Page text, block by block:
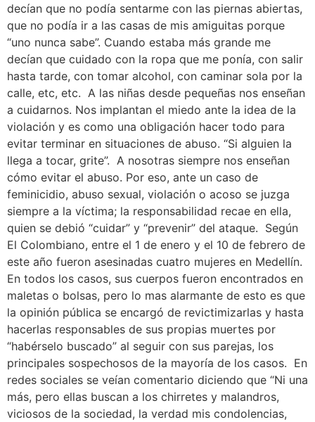
decían que no podía sentarme con las piernas abiertas,
que no podía ir a las casas de mis amiguitas porque
“uno nunca sabe”. Cuando estaba más grande me
decían que cuidado con la ropa que me ponía, con salir
hasta tarde, con tomar alcohol, con caminar sola por la
calle, etc, etc. A las niñas desde pequeñas nos enseñan
a cuidarnos. Nos implantan el miedo ante la idea de la
violación y es como una obligación hacer todo para
evitar terminar en situaciones de abuso. “Si alguien la
llega a tocar, grite”. A nosotras siempre nos enseñan
cómo evitar el abuso. Por eso, ante un caso de
feminicidio, abuso sexual, violación o acoso se juzga
siempre a la víctima; la responsabilidad recae en ella,
quien se debió “cuidar” y “prevenir” del ataque. Según
El Colombiano, entre el 1 de enero y el 10 de febrero de
este año fueron asesinadas cuatro mujeres en Medellín.
En todos los casos, sus cuerpos fueron encontrados en
maletas o bolsas, pero lo mas alarmante de esto es que
la opinión pública se encargó de revictimizarlas y hasta
hacerlas responsables de sus propias muertes por
“habérselo buscado” al seguir con sus parejas, los
principales sospechosos de la mayoría de los casos. En
redes sociales se veían comentario diciendo que “Ni una
más, pero ellas buscan a los chirretes y malandros,
viciosos de la sociedad, la verdad mis condolencias,